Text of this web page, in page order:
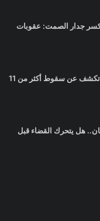
جدار الصمت: عقوبات
مجزرة في الجنوب: مصادر تكشف عن سقوط أكثر من 11
هل يتحرك القضاء قبل